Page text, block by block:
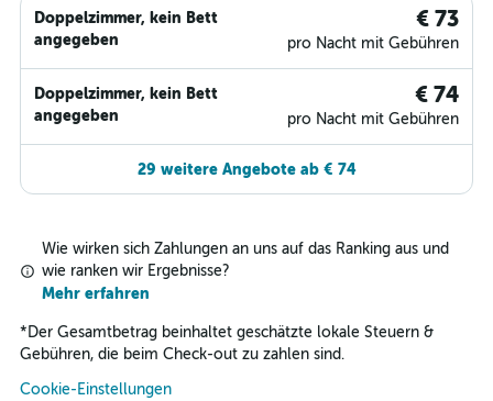
Doppelzimmer, kein Bett
angegeben
€ 73
pro Nacht mit Gebühren
Doppelzimmer, kein Bett
angegeben
€ 74
pro Nacht mit Gebühren
29 weitere Angebote ab € 74
Wie wirken sich Zahlungen an uns auf das Ranking aus und
wie ranken wir Ergebnisse?
Mehr erfahren
* Der Gesamtbetrag beinhaltet geschätzte lokale Steuern &
Gebühren, die beim Check-out zu zahlen sind.
Cookie-Einstellungen